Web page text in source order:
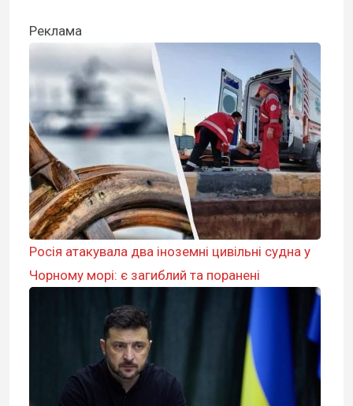
Реклама
Росія атакувала два іноземні цивільні судна у
Чорному морі: є загиблий та поранені